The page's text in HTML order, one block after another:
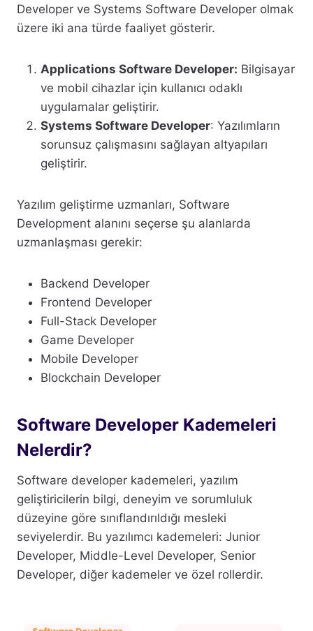
Developer ve Systems Software Developer olmak
üzere iki ana türde faaliyet gösterir.
Applications Software Developer: Bilgisayar
ve mobil cihazlar için kullanıcı odaklı
uygulamalar geliştirir.
Systems Software Developer: Yazılımların
sorunsuz çalışmasını sağlayan altyapıları
geliştirir.
Yazılım geliştirme uzmanları, Software
Development alanını seçerse şu alanlarda
uzmanlaşması gerekir:
Backend Developer
Frontend Developer
Full-Stack Developer
Game Developer
Mobile Developer
Blockchain Developer
Software Developer Kademeleri
Nelerdir?
Software developer kademeleri, yazılım
geliştiricilerin bilgi, deneyim ve sorumluluk
düzeyine göre sınıflandırıldığı mesleki
seviyelerdir. Bu yazılımcı kademeleri: Junior
Developer, Middle-Level Developer, Senior
Developer, diğer kademeler ve özel rollerdir.